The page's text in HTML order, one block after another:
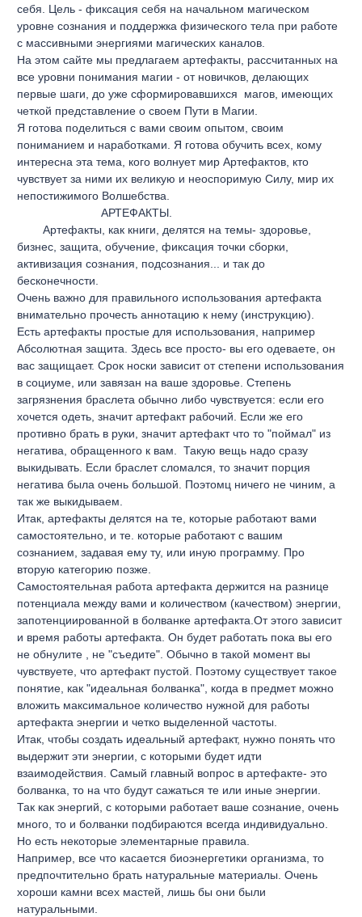
себя. Цель - фиксация себя на начальном магическом
уровне сознания и поддержка физического тела при работе
с массивными энергиями магических каналов.
На этом сайте мы предлагаем артефакты, рассчитанных на
все уровни понимания магии - от новичков, делающих
первые шаги, до уже сформировавшихся магов, имеющих
четкой представление о своем Пути в Магии.
Я готова поделиться с вами своим опытом, своим
пониманием и наработками. Я готова обучить всех, кому
интересна эта тема, кого волнует мир Артефактов, кто
чувствует за ними их великую и неоспоримую Силу, мир их
непостижимого Волшебства.
АРТЕФАКТЫ.
Артефакты, как книги, делятся на темы- здоровье,
бизнес, защита, обучение, фиксация точки сборки,
активизация сознания, подсознания... и так до
бесконечности.
Очень важно для правильного использования артефакта
внимательно прочесть аннотацию к нему (инструкцию).
Есть артефакты простые для использования, например
Абсолютная защита. Здесь все просто- вы его одеваете, он
вас защищает. Срок носки зависит от степени использования
в социуме, или завязан на ваше здоровье. Степень
загрязнения браслета обычно либо чувствуется: если его
хочется одеть, значит артефакт рабочий. Если же его
противно брать в руки, значит артефакт что то "поймал" из
негатива, обращенного к вам. Такую вещь надо сразу
выкидывать. Если браслет сломался, то значит порция
негатива была очень большой. Поэтомц ничего не чиним, а
так же выкидываем.
Итак, артефакты делятся на те, которые работают вами
самостоятельно, и те. которые работают с вашим
сознанием, задавая ему ту, или иную программу. Про
вторую категорию позже.
Самостоятельная работа артефакта держится на разнице
потенциала между вами и количеством (качеством) энергии,
запотенциированной в болванке артефакта.От этого зависит
и время работы артефакта. Он будет работать пока вы его
не обнулите , не "съедите". Обычно в такой момент вы
чувствуете, что артефакт пустой. Поэтому существует такое
понятие, как "идеальная болванка", когда в предмет можно
вложить максимальное количество нужной для работы
артефакта энергии и четко выделенной частоты.
Итак, чтобы создать идеальный артефакт, нужно понять что
выдержит эти энергии, с которыми будет идти
взаимодействия. Самый главный вопрос в артефакте- это
болванка, то на что будут сажаться те или иные энергии.
Так как энергий, с которыми работает ваше сознание, очень
много, то и болванки подбираются всегда индивидуально.
Но есть некоторые элементарные правила.
Например, все что касается биоэнергетики организма, то
предпочтительно брать натуральные материалы. Очень
хороши камни всех мастей, лишь бы они были
натуральными.